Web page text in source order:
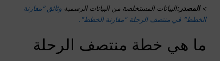
>المصدر:البيانات المستخلصة من البيانات الرسمية وثائق “مقارنة
الخطط” في منتصف الرحلة "مقارنة الخطط".
ما هي خطة منتصف الرحلة